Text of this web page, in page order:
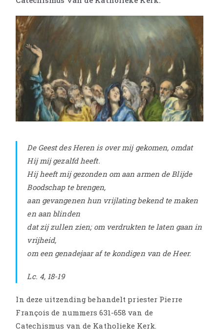
De Geest des Heren is over mij gekomen, omdat
Hij mij gezalfd heeft.
Hij heeft mij gezonden om aan armen de Blijde
Boodschap te brengen,
aan gevangenen hun vrijlating bekend te maken
en aan blinden
dat zij zullen zien; om verdrukten te laten gaan in
vrijheid,
om een genadejaar af te kondigen van de Heer.
Lc. 4, 18-19
In deze uitzending behandelt priester Pierre
François de nummers 631-658 van de
Catechismus van de Katholieke Kerk.